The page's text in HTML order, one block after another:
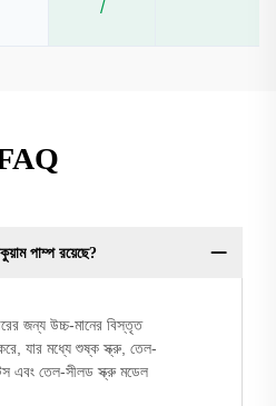
/
পাম্প রয়েছে?
জন্য উচ্চ-মানের বিস্তৃত
যার মধ্যে শুষ্ক স্ক্রু, তেল-
এবং তেল-সীলড স্ক্রু মডেল